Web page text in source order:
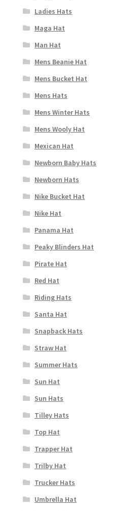
Ladies Hats
Maga Hat
Man Hat
Mens Beanie Hat
Mens Bucket Hat
Mens Hats
Mens Winter Hats
Mens Wooly Hat
Mexican Hat
Newborn Baby Hats
Newborn Hats
Nike Bucket Hat
Nike Hat
Panama Hat
Peaky Blinders Hat
Pirate Hat
Red Hat
Riding Hats
Santa Hat
Snapback Hats
Straw Hat
Summer Hats
Sun Hat
Sun Hats
Tilley Hats
Top Hat
Trapper Hat
Trilby Hat
Trucker Hats
Umbrella Hat